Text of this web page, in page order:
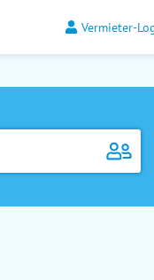
Vermieter-